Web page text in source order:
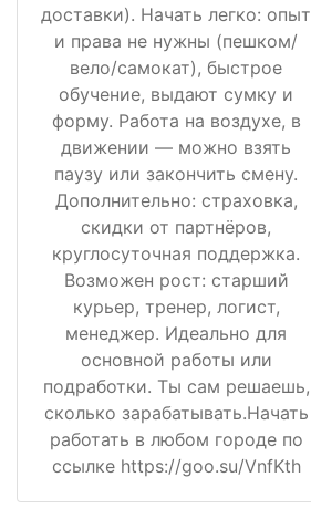
доставки). Начать легко: опыт
и права не нужны (пешком/
вело/самокат), быстрое
обучение, выдают сумку и
форму. Работа на воздухе, в
движении — можно взять
паузу или закончить смену.
Дополнительно: страховка,
скидки от партнёров,
круглосуточная поддержка.
Возможен рост: старший
курьер, тренер, логист,
менеджер. Идеально для
основной работы или
подработки. Ты сам решаешь,
сколько зарабатывать.Начать
работать в любом городе по
ссылке https://goo.su/VnfKth